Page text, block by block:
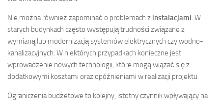
Nie można również zapominać o problemach z instalacjami. W
starych budynkach często występują trudności związane z
wymianą lub modernizacją systemów elektrycznych czy wodno-
kanalizacyjnych. W niektórych przypadkach konieczne jest
wprowadzenie nowych technologii, które mogą wiązać się z
dodatkowymi kosztami oraz opóźnieniami w realizacji projektu.
Ograniczenia budżetowe to kolejny, istotny czynnik wpływający na